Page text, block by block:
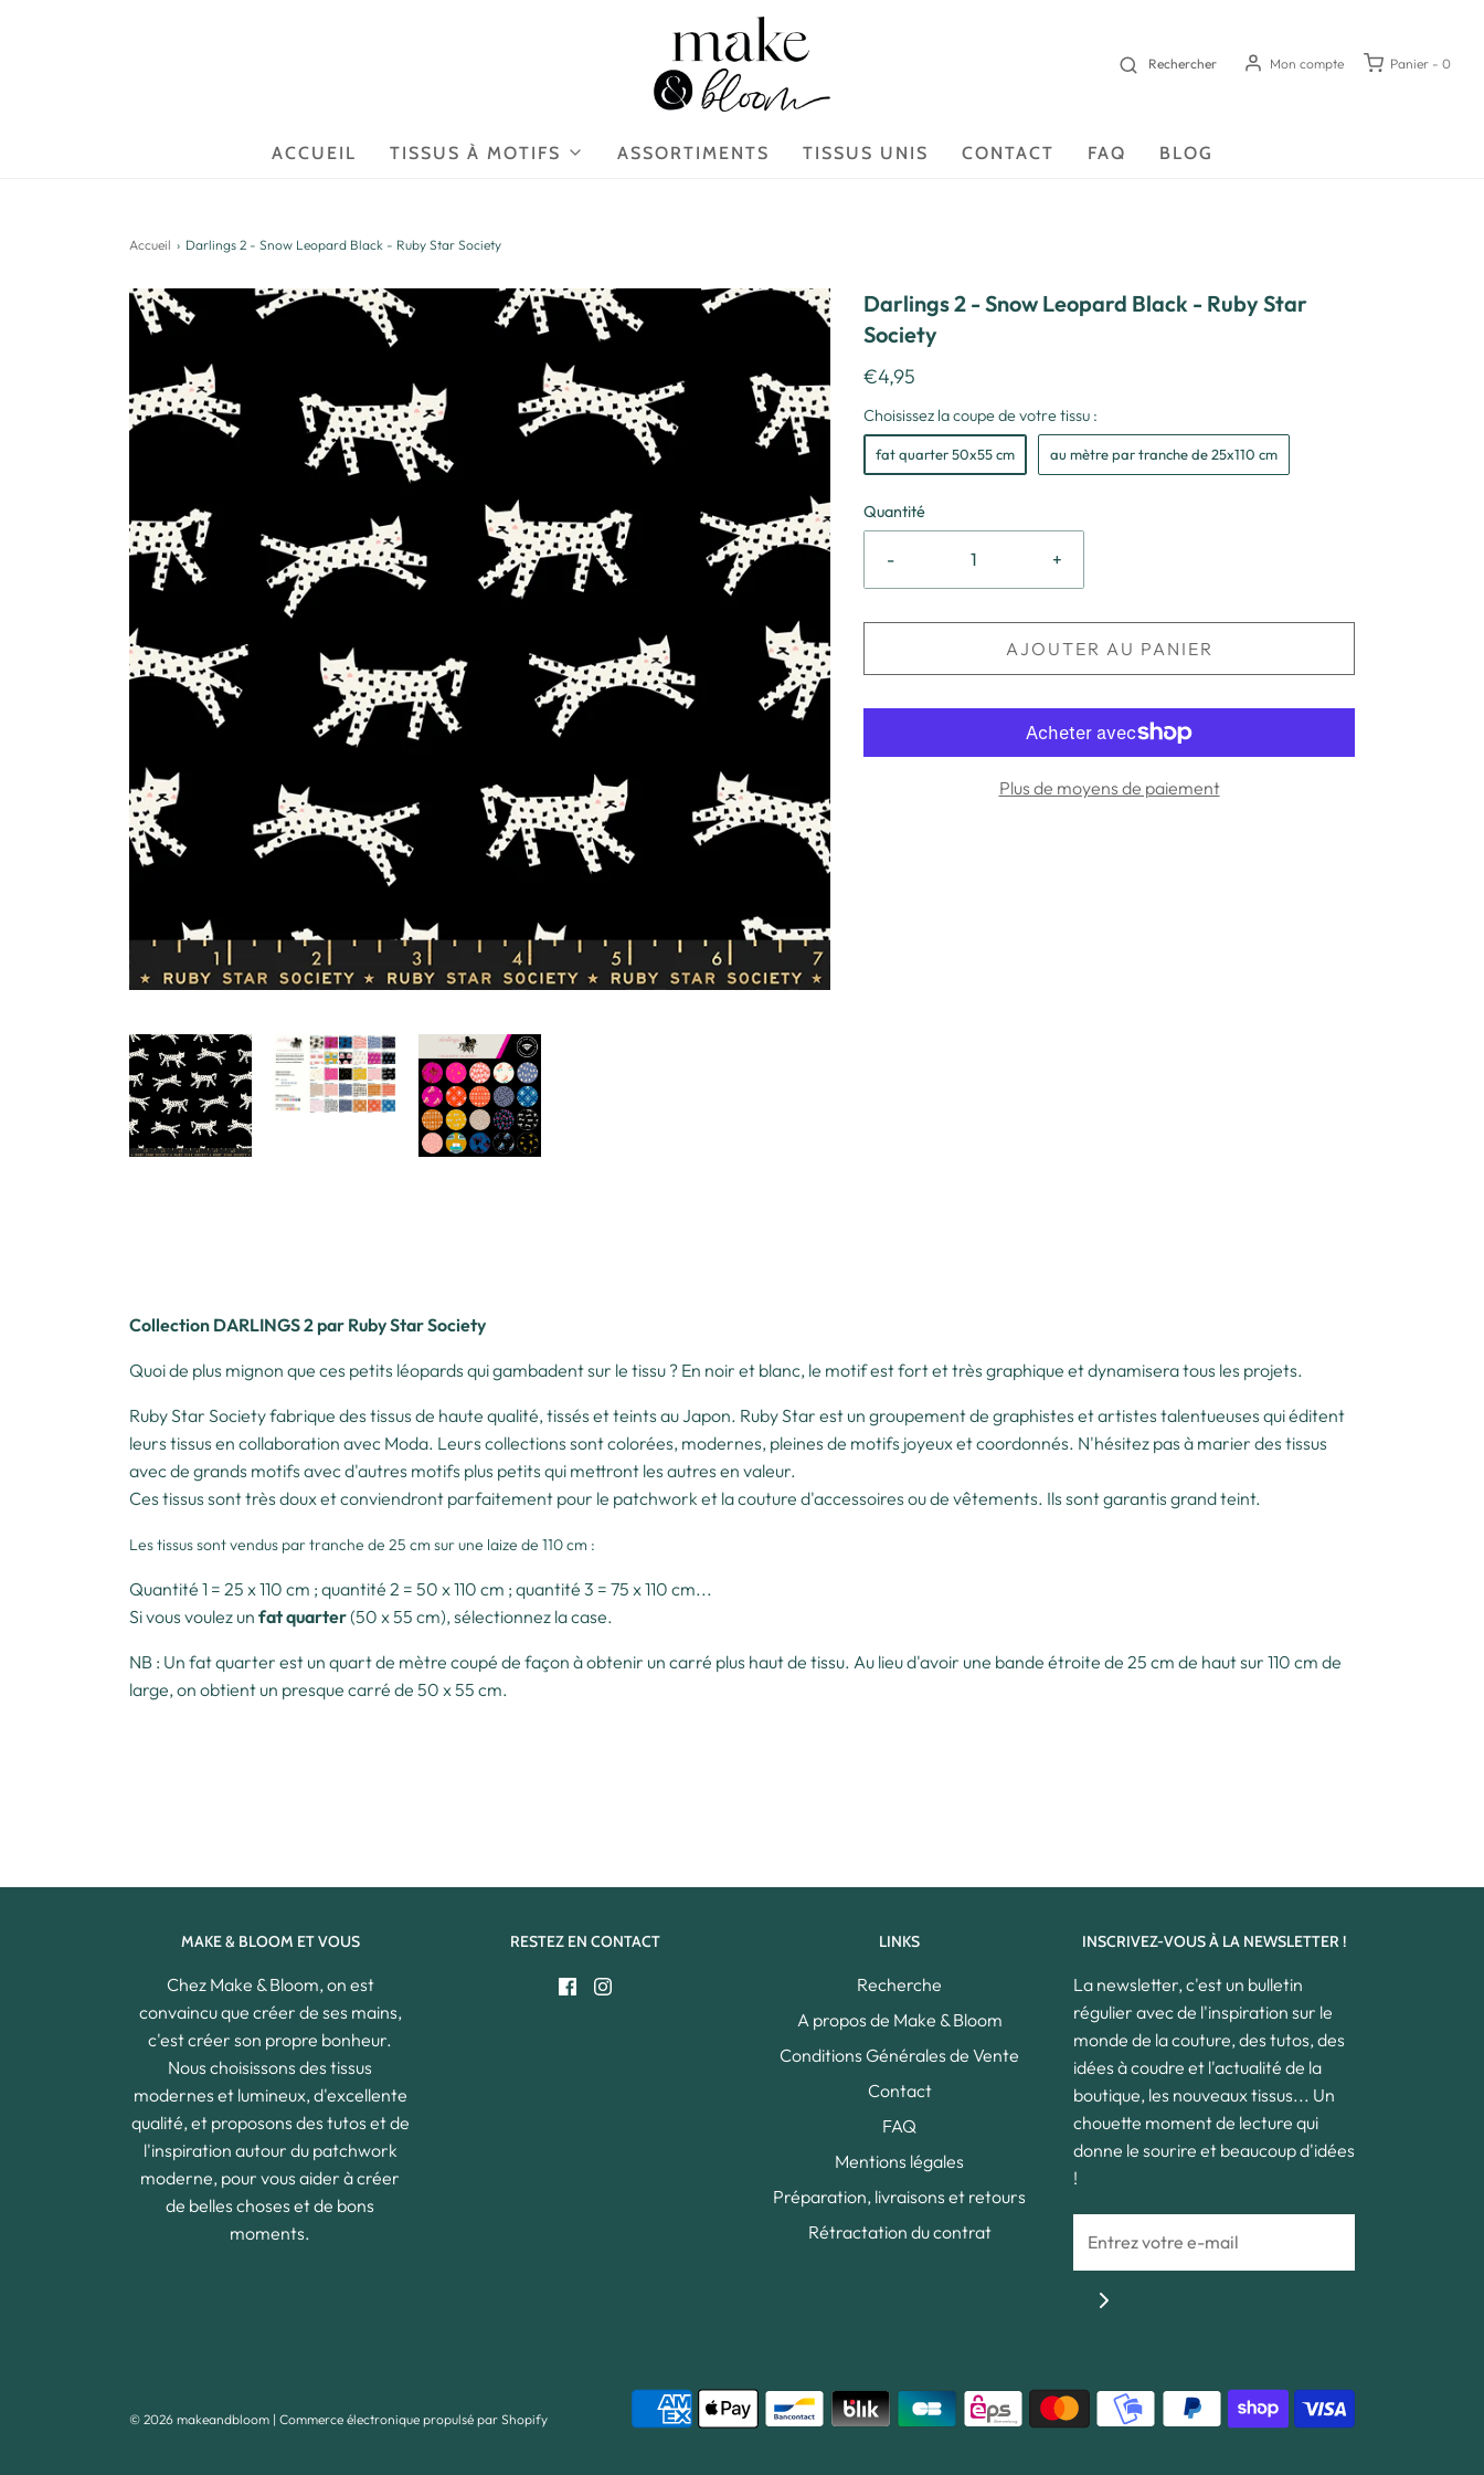
Rechercher Mon compte Panier - 0
ACCUEIL TISSUS À MOTIFS ASSORTIMENTS TISSUS UNIS CONTACT FAQ BLOG
Accueil › Darlings 2 - Snow Leopard Black - Ruby Star Society
Darlings 2 - Snow Leopard Black - Ruby Star
Society
€4,95
Choisissez la coupe de votre tissu :
fat quarter 50x55 cm au mètre par tranche de 25x110 cm
Quantité
- +
AJOUTER AU PANIER
Plus de moyens de paiement
Collection DARLINGS 2 par Ruby Star Society
Quoi de plus mignon que ces petits léopards qui gambadent sur le tissu ? En noir et blanc, le motif est fort et très graphique et dynamisera tous les projets.
Ruby Star Society fabrique des tissus de haute qualité, tissés et teints au Japon. Ruby Star est un groupement de graphistes et artistes talentueuses qui éditent
leurs tissus en collaboration avec Moda. Leurs collections sont colorées, modernes, pleines de motifs joyeux et coordonnés. N'hésitez pas à marier des tissus
avec de grands motifs avec d'autres motifs plus petits qui mettront les autres en valeur.
Ces tissus sont très doux et conviendront parfaitement pour le patchwork et la couture d'accessoires ou de vêtements. Ils sont garantis grand teint.
Les tissus sont vendus par tranche de 25 cm sur une laize de 110 cm :
Quantité 1 = 25 x 110 cm ; quantité 2 = 50 x 110 cm ; quantité 3 = 75 x 110 cm...
Si vous voulez un fat quarter(50 x 55 cm), sélectionnez la case.
NB : Un fat quarter est un quart de mètre coupé de façon à obtenir un carré plus haut de tissu. Au lieu d'avoir une bande étroite de 25 cm de haut sur 110 cm de
large, on obtient un presque carré de 50 x 55 cm.
MAKE & BLOOM ET VOUS
Chez Make & Bloom, on est
convaincu que créer de ses mains,
c'est créer son propre bonheur.
Nous choisissons des tissus
modernes et lumineux, d'excellente
qualité, et proposons des tutos et de
l'inspiration autour du patchwork
moderne, pour vous aider à créer
de belles choses et de bons
moments.
RESTEZ EN CONTACT LINKS
Recherche
A propos de Make & Bloom
Conditions Générales de Vente
Contact
FAQ
Mentions légales
Préparation, livraisons et retours
Rétractation du contrat
INSCRIVEZ-VOUS À LA NEWSLETTER !
La newsletter, c'est un bulletin
régulier avec de l'inspiration sur le
monde de la couture, des tutos, des
idées à coudre et l'actualité de la
boutique, les nouveaux tissus... Un
chouette moment de lecture qui
donne le sourire et beaucoup d'idées
!
© 2026 makeandbloom | Commerce électronique propulsé par Shopify